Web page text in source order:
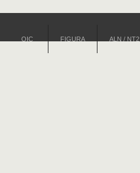
OIC FIGURA ALN / NT2